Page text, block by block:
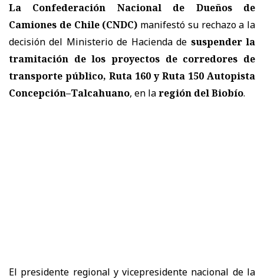
La Confederación Nacional de Dueños de
Camiones de Chile (CNDC) manifestó su rechazo a la
decisión del Ministerio de Hacienda de suspender la
tramitación de los proyectos de corredores de
transporte público, Ruta 160 y Ruta 150 Autopista
Concepción–Talcahuano, en laregión del Biobío.
El presidente regional y vicepresidente nacional de la